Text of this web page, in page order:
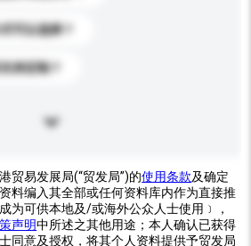
可以选择？
持定制？
贸易发展局(“贸发局”)的使用条款及确定
料编入其全部或任何资料库内作为直接推
为可供本地及/或海外公众人士使用﹞，
声明中所述之其他用途；本人确认已获得
同意及授权，将其个人资料提供予贸发局